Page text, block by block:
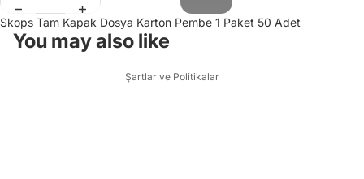
Skops Tam Kapak Dosya Karton Pembe 1 Paket 50 Adet
You may also like
Şartlar ve Politikalar
İletişim bilgileri
Yasal bildirim